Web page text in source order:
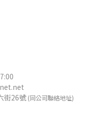
街26號 (同公司聯絡地址)